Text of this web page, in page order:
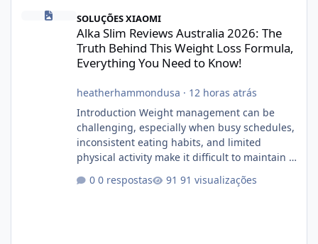
Alka Slim Reviews Australia 2026: The Truth Behind This
SOLUÇÕES XIAOMI
Alka Slim Reviews Australia 2026: The
Truth Behind This Weight Loss Formula,
Everything You Need to Know!
heatherhammondusa · 12 horas atrás
Introduction Weight management can be
challenging, especially when busy schedules,
inconsistent eating habits, and limited
physical activity make it difficult to maintain a
for dietary supplements that may
0 respostas 91 visualizações